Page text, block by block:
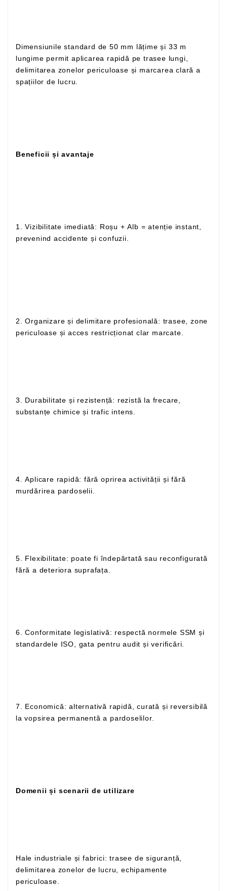
Dimensiunile standard de 50 mm lățime și 33 m
lungime permit aplicarea rapidă pe trasee lungi,
delimitarea zonelor periculoase și marcarea clară a
spațiilor de lucru.
Beneficii și avantaje
1. Vizibilitate imediată: Roșu + Alb = atenție instant,
prevenind accidente și confuzii.
2. Organizare și delimitare profesională: trasee, zone
periculoase și acces restricționat clar marcate.
3. Durabilitate și rezistență: rezistă la frecare,
substanțe chimice și trafic intens.
4. Aplicare rapidă: fără oprirea activității și fără
murdărirea pardoselii.
5. Flexibilitate: poate fi îndepărtată sau reconfigurată
fără a deteriora suprafața.
6. Conformitate legislativă: respectă normele SSM și
standardele ISO, gata pentru audit și verificări.
7. Economică: alternativă rapidă, curată și reversibilă
la vopsirea permanentă a pardoselilor.
Domenii și scenarii de utilizare
Hale industriale și fabrici: trasee de siguranță,
delimitarea zonelor de lucru, echipamente
periculoase.